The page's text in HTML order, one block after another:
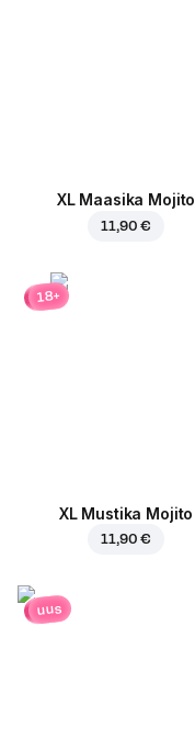
XL Maasika Mojito
11,90 €
18+
XL Mustika Mojito
11,90 €
uus